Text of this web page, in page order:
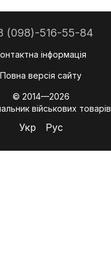
(098)-516-55-84
інформація
Повна версія сайту
© 2014—2026
військових товарів
Укр Рус